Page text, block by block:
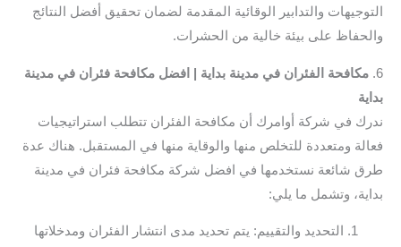
التوجيهات والتدابير الوقائية المقدمة لضمان تحقيق أفضل النتائج
والحفاظ على بيئة خالية من الحشرات.
6. مكافحة الفئران في مدينة بداية | افضل مكافحة فئران في مدينة
بداية
ندرك في شركة أوامرك أن مكافحة الفئران تتطلب استراتيجيات
فعالة ومتعددة للتخلص منها والوقاية منها في المستقبل. هناك عدة
طرق شائعة نستخدمها في افضل شركة مكافحة فئران في مدينة
بداية، وتشمل ما يلي:
التحديد والتقييم: يتم تحديد مدى انتشار الفئران ومدخلاتها